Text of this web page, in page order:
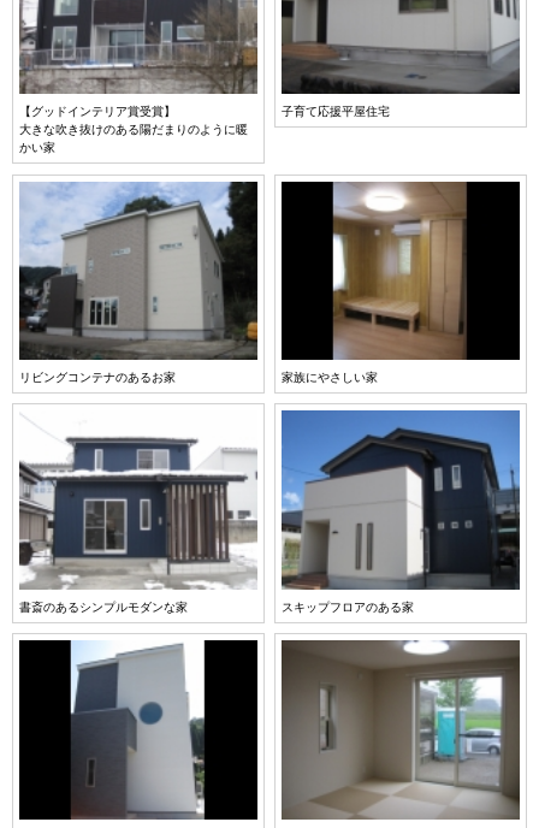
【グッドインテリア賞受賞】
大きな吹き抜けのある陽だまりのように暖
かい家
子育て応援平屋住宅
リビングコンテナのあるお家 家族にやさしい家
書斎のあるシンプルモダンな家 スキップフロアのある家